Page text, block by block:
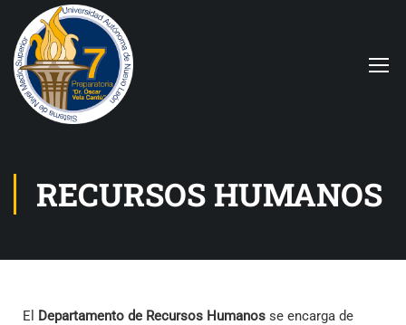
RECURSOS HUMANOS
El Departamento de Recursos Humanos se encarga de